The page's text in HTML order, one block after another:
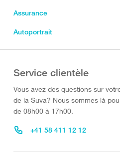
Assurance
Autoportrait
Service clientèle
Vous avez des questions sur
de la Suva? Nous sommes là
de 08h00 à 17h00.
+41 58 411 12 12